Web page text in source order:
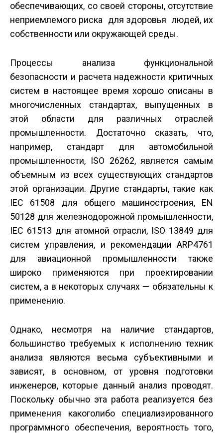
обеспечивающих, со своей стороны, отсутствие
неприемлемого риска для здоровья людей, их
собственности или окружающей среды.
Процессы анализа функциональной
безопасности и расчета надежности критичных
систем в настоящее время хорошо описаны в
многочисленных стандартах, выпущенных в
этой области для различных отраслей
промышленности. Достаточно сказать, что,
например, стандарт для автомобильной
промышленности, ISO 26262, является самым
объемным из всех существующих стандартов
этой организации. Другие стандарты, такие как
IEC 61508 для общего машиностроения, EN
50128 для железнодорожной промышленности,
IEC 61513 для атомной отрасли, ISO 13849 для
систем управления, и рекомендации ARP4761
для авиационной промышленности также
широко применяются при проектировании
систем, а в некоторых случаях — обязательны к
применению.
Однако, несмотря на наличие стандартов,
большинство требуемых к исполнению техник
анализа являются весьма субъективными и
зависят, в основном, от уровня подготовки
инженеров, которые данный анализ проводят.
Поскольку обычно эта работа реализуется без
применения какого­либо специализированного
программного обеспечения, вероятность того,